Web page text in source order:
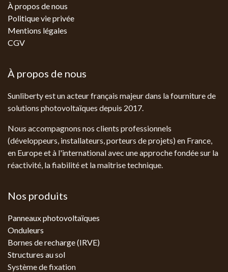
À propos de nous
Politique vie privée
Mentions légales
CGV
À propos de nous
Sunliberty est un acteur français majeur dans la fourniture de
solutions photovoltaïques depuis 2017.
Nous accompagnons nos clients professionnels
(développeurs, installateurs, porteurs de projets) en France,
en Europe et à l'international avec une approche fondée sur la
réactivité, la fiabilité et la maîtrise technique.
Nos produits
Panneaux photovoltaïques
Onduleurs
Bornes de recharge (IRVE)
Structures au sol
Système de fixation